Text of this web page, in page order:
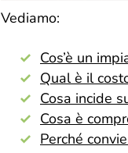
Vediamo:
Cos’è un
Qual è il
Cosa incide
Cosa è
Perché